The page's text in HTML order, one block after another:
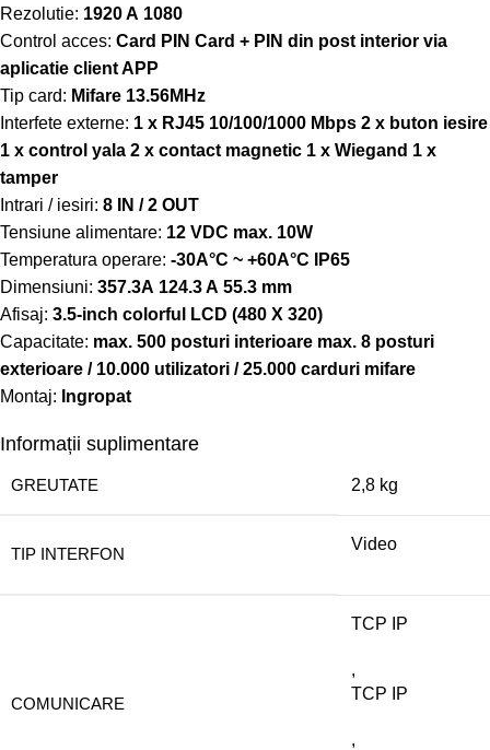
Rezolutie: 1920 A 1080
Control acces: Card PIN Card + PIN din post interior via
aplicatie client APP
Tip card: Mifare 13.56MHz
Interfete externe: 1 x RJ45 10/100/1000 Mbps 2 x buton iesire
1 x control yala 2 x contact magnetic 1 x Wiegand 1 x
tamper
Intrari / iesiri: 8 IN / 2 OUT
Tensiune alimentare: 12 VDC max. 10W
Temperatura operare: -30A°C ~ +60A°C IP65
Dimensiuni: 357.3A 124.3 A 55.3 mm
Afisaj: 3.5-inch colorful LCD (480 X 320)
Capacitate: max. 500 posturi interioare max. 8 posturi
exterioare / 10.000 utilizatori / 25.000 carduri mifare
Montaj: Ingropat
Informații suplimentare
GREUTATE 2,8 kg
TIP INTERFON
Video
COMUNICARE
TCP IP
,
TCP IP
,